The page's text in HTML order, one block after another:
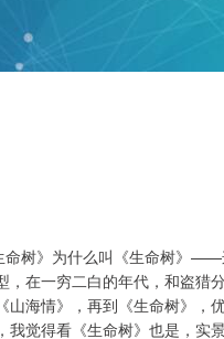
树》为什么叫《生命树》
在一穷二白的年代，和盗猎
海情》，再到《生命树》，
觉得看《生命树》也是，实